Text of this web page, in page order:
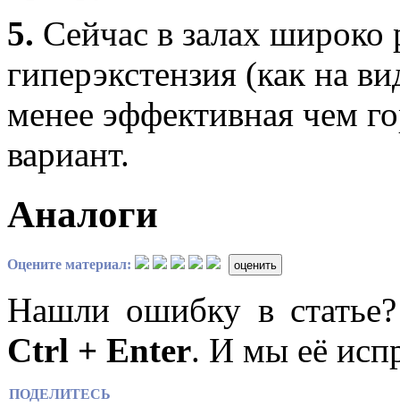
5. Сейчас в залах широко
гиперэкстензия (как на
менее эффективная чем
вариант.
Аналоги
Оцените материал: оценить
Нашли ошибку в
Ctrl + Enter. И мы её
ПОДЕЛИТЕСЬ